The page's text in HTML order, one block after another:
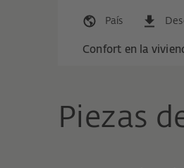
País
Confort en la
Piezas